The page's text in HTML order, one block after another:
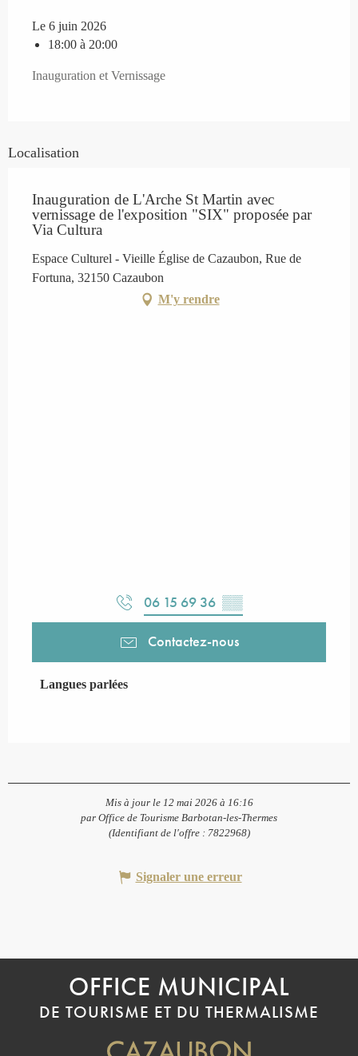
Le 6 juin 2026
18:00 à 20:00
Inauguration et Vernissage
Localisation
Inauguration de L'Arche St Martin avec
vernissage de l'exposition "SIX" proposée par
Via Cultura
Espace Culturel - Vieille Église de Cazaubon, Rue de
Fortuna, 32150 Cazaubon
M'y rendre
06 15 69 36 ▒▒
Contactez-nous
Langues parlées
Langues parlées
Mis à jour le 12 mai 2026 à 16:16
par Office de Tourisme Barbotan-les-Thermes
(Identifiant de l'offre : 7822968)
Signaler une erreur
OFFICE MUNICIPAL
DE TOURISME ET DU THERMALISME